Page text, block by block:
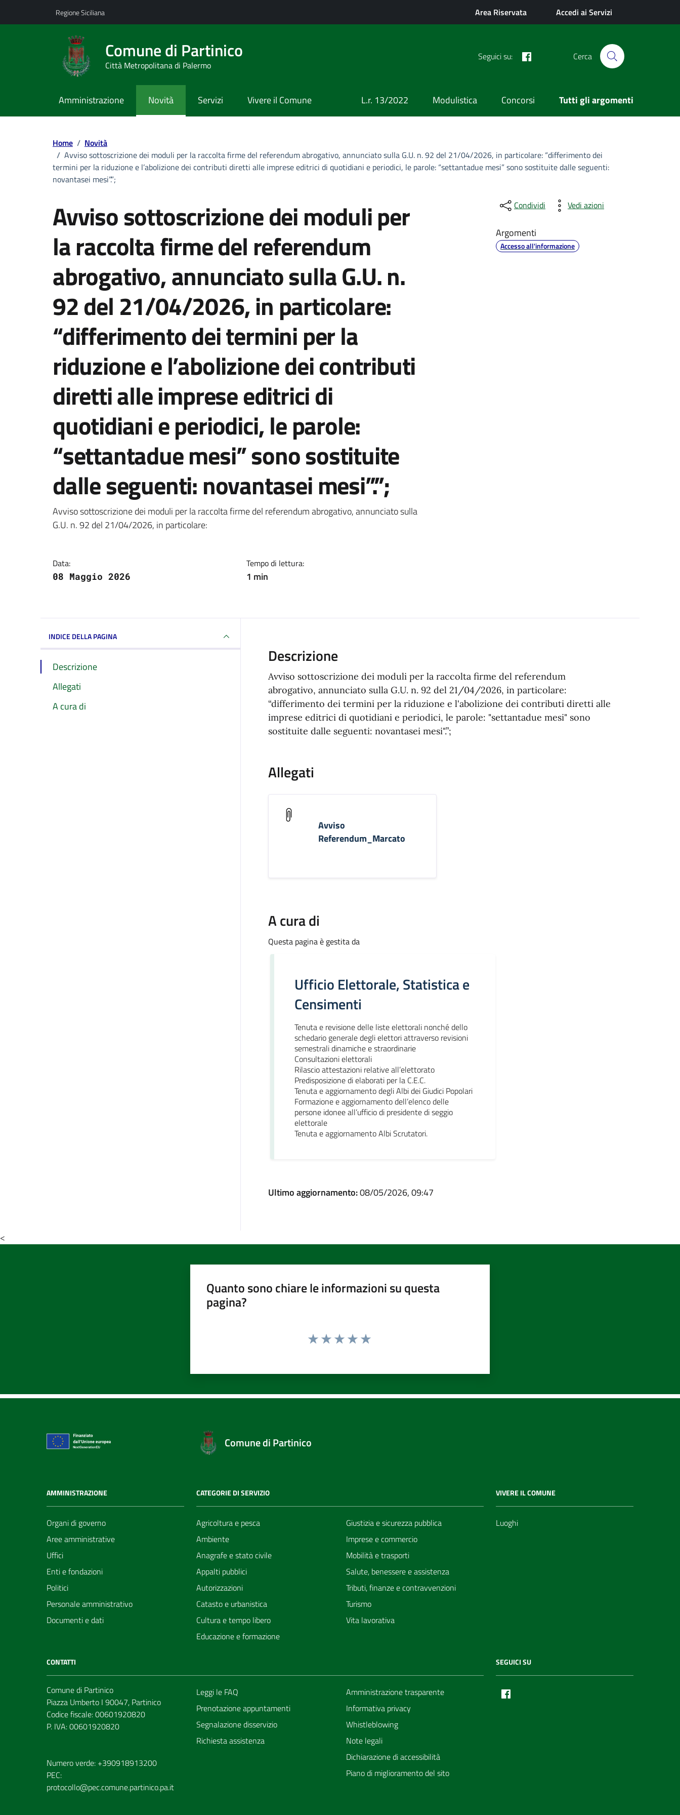
Regione Siciliana Area Riservata Accedi ai Servizi
Comune di Partinico
Città Metropolitana di Palermo
Seguici su: Cerca
Amministrazione Novità Servizi Vivere il Comune L.r. 13/2022 Modulistica Concorsi Tutti gli argomenti
Home / Novità
/ Avviso sottoscrizione dei moduli per la raccolta firme del referendum abrogativo, annunciato sulla G.U. n. 92 del 21/04/2026, in particolare: “differimento dei
termini per la riduzione e l’abolizione dei contributi diretti alle imprese editrici di quotidiani e periodici, le parole: “settantadue mesi” sono sostituite dalle seguenti:
novantasei mesi”.”;
Avviso sottoscrizione dei moduli per
la raccolta firme del referendum
abrogativo, annunciato sulla G.U. n.
92 del 21/04/2026, in particolare:
“differimento dei termini per la
riduzione e l’abolizione dei contributi
diretti alle imprese editrici di
quotidiani e periodici, le parole:
“settantadue mesi” sono sostituite
dalle seguenti: novantasei mesi”.”;
Dettagli della notizia
Avviso sottoscrizione dei moduli per la raccolta firme del referendum abrogativo, annunciato sulla
G.U. n. 92 del 21/04/2026, in particolare:
Data:
08 Maggio 2026
Tempo di lettura:
1 min
Condividi Vedi azioni
Argomenti
Accesso all'informazione
INDICE DELLA PAGINA
Descrizione
Allegati
A cura di
Descrizione
Avviso sottoscrizione dei moduli per la raccolta firme del referendum
abrogativo, annunciato sulla G.U. n. 92 del 21/04/2026, in particolare:
“differimento dei termini per la riduzione e l'abolizione dei contributi diretti alle
imprese editrici di quotidiani e periodici, le parole: "settantadue mesi" sono
sostituite dalle seguenti: novantasei mesi".”;
Allegati
Avviso
Referendum_Marcato
A cura di
Questa pagina è gestita da
Ufficio Elettorale, Statistica e
Censimenti
Tenuta e revisione delle liste elettorali nonché dello
schedario generale degli elettori attraverso revisioni
semestrali dinamiche e straordinarie
Consultazioni elettorali
Rilascio attestazioni relative all’elettorato
Predisposizione di elaborati per la C.E.C.
Tenuta e aggiornamento degli Albi dei Giudici Popolari
Formazione e aggiornamento dell’elenco delle
persone idonee all’ufficio di presidente di seggio
elettorale
Tenuta e aggiornamento Albi Scrutatori.
Ultimo aggiornamento:08/05/2026, 09:47
<
Quanto sono chiare le informazioni su questa
pagina?
Comune di Partinico
AMMINISTRAZIONE
Organi di governo
Aree amministrative
Uffici
Enti e fondazioni
Politici
Personale amministrativo
Documenti e dati
CATEGORIE DI SERVIZIO
Agricoltura e pesca
Ambiente
Anagrafe e stato civile
Appalti pubblici
Autorizzazioni
Catasto e urbanistica
Cultura e tempo libero
Educazione e formazione
Giustizia e sicurezza pubblica
Imprese e commercio
Mobilità e trasporti
Salute, benessere e assistenza
Tributi, finanze e contravvenzioni
Turismo
Vita lavorativa
VIVERE IL COMUNE
Luoghi
CONTATTI
Comune di Partinico
Piazza Umberto I 90047, Partinico
Codice fiscale: 00601920820
P. IVA: 00601920820
Numero verde: +390918913200
PEC:
protocollo@pec.comune.partinico.pa.it
Leggi le FAQ
Prenotazione appuntamenti
Segnalazione disservizio
Richiesta assistenza
Amministrazione trasparente
Informativa privacy
Whistleblowing
Note legali
Dichiarazione di accessibilità
Piano di miglioramento del sito
SEGUICI SU